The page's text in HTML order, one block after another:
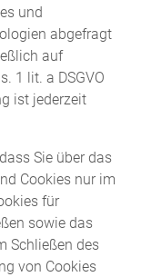
und
abgefragt
auf
1 lit. a DSGVO
ist jederzeit
Sie über das
Cookies nur im
für
sowie das
Schließen des
von Cookies